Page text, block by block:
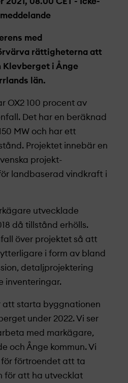
med
rättigheterna att
Klevberget i Ånge
län.
OX2 100 procent av
Det har en beräknad
MW och har ett
Projekt­et innebär en
projekt­
landbaserad vindkraft i
utvecklade
då tillstånd erhölls.
över projekt­et så att
i form av bland
detaljprojekt­ering
inventeringar.
att starta byggnationen
under 2022. Vi ser
med markägare,
och Ånge kommun. Vi
förtroendet att ta
för att ha utvecklat